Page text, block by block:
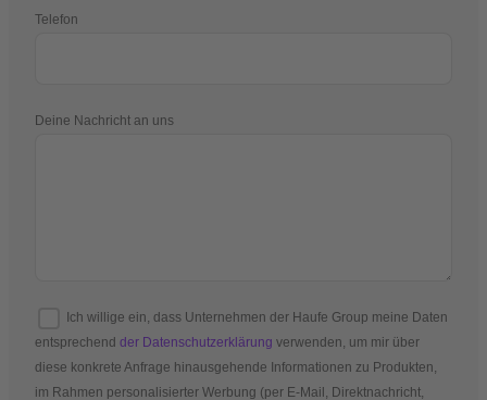
Telefon
Deine Nachricht an uns
Ich willige ein, dass Unternehmen der Haufe Group meine Daten
entsprechend der Datenschutzerklärung verwenden, um mir über
diese konkrete Anfrage hinausgehende Informationen zu Produkten,
im Rahmen personalisierter Werbung (per E-Mail, Direktnachricht,